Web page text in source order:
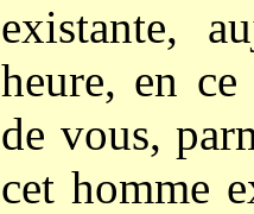
existante,
heure, en
de vous,
cet homme